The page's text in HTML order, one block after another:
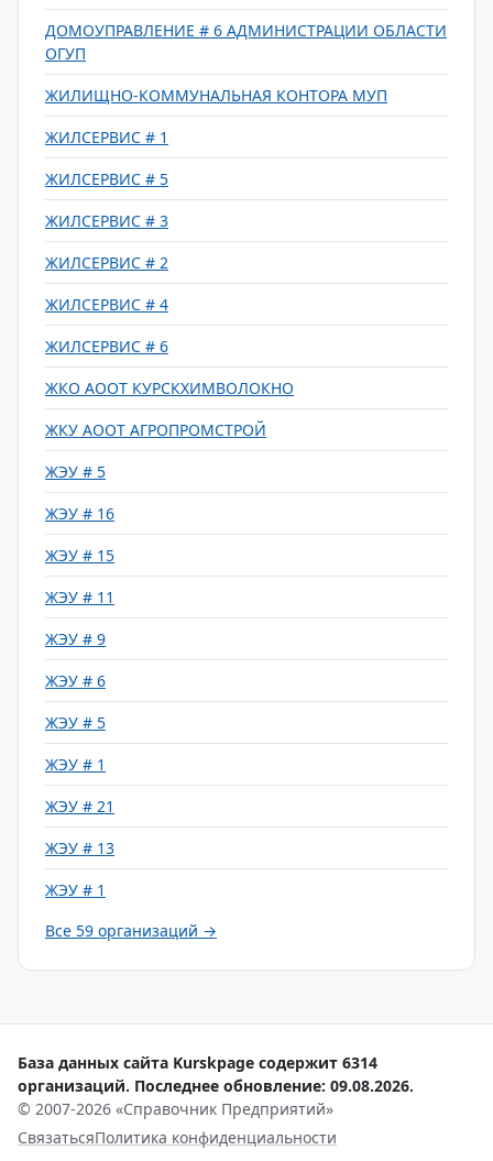
ДОМОУПРАВЛЕНИЕ # 6 АДМИНИСТРАЦИИ ОБЛАСТИ
ОГУП
ЖИЛИЩНО-КОММУНАЛЬНАЯ КОНТОРА МУП
ЖИЛСЕРВИС # 1
ЖИЛСЕРВИС # 5
ЖИЛСЕРВИС # 3
ЖИЛСЕРВИС # 2
ЖИЛСЕРВИС # 4
ЖИЛСЕРВИС # 6
ЖКО АООТ КУРСКХИМВОЛОКНО
ЖКУ АООТ АГРОПРОМСТРОЙ
ЖЭУ # 5
ЖЭУ # 16
ЖЭУ # 15
ЖЭУ # 11
ЖЭУ # 9
ЖЭУ # 6
ЖЭУ # 5
ЖЭУ # 1
ЖЭУ # 21
ЖЭУ # 13
ЖЭУ # 1
Все 59 организаций →
База данных сайта Kurskpage содержит 6314
организаций. Последнее обновление: 09.08.2026.
© 2007-2026 «Справочник Предприятий»
СвязатьсяПолитика конфиденциальности